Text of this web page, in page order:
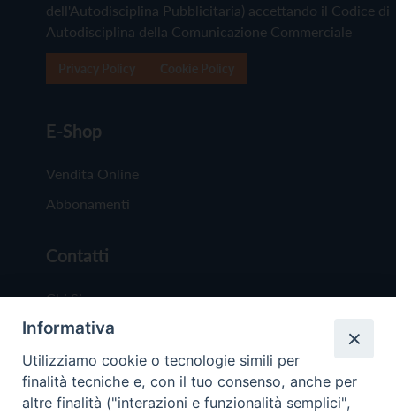
dell'Autodisciplina Pubblicitaria) accettando il Codice di
Autodisciplina della Comunicazione Commerciale
E-Shop
Vendita Online
Abbonamenti
Contatti
Chi Siamo
Redazione
Scrivici
Informativa
Utilizziamo cookie o tecnologie simili per
finalità tecniche e, con il tuo consenso, anche per
altre finalità ("interazioni e funzionalità semplici",